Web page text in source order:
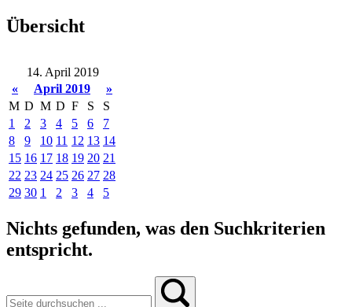
Übersicht
14. April 2019
«
April 2019
»
M D M D F S
S
1
2 3 4 5 6
7
8
9 10 11 12 13 14
15 16 17 18 19 20 21
22 23 24 25 26 27 28
29 30 1 2 3 4 5
Nichts gefunden, was den Suchkriterien
entspricht.